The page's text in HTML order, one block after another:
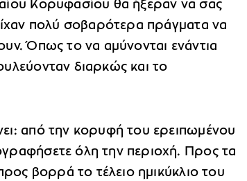
Κορυφασίου θα ήξεραν να σας
πολύ σοβαρότερα πράγματα να
Όπως το να αμύνονται ενάντια
διαρκώς και το
από την κορυφή του ερειπωμένου
όλη την περιοχή. Προς τα
βορρά το τέλειο ημικύκλιο του